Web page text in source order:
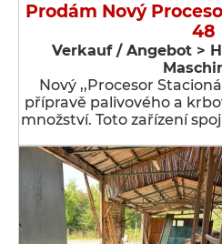
Prodám Nový
48
Verkauf / Angebot >
Nový ,,Procesor
přípravě palivového a
množství. Toto zařízení